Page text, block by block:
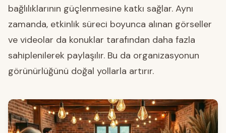
bağlılıklarının güçlenmesine katkı sağlar. Aynı
zamanda, etkinlik süreci boyunca alınan görseller
ve videolar da konuklar tarafından daha fazla
sahiplenilerek paylaşılır. Bu da organizasyonun
görünürlüğünü doğal yollarla artırır.